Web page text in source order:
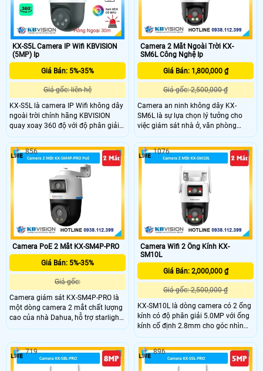
IP66 chống nước, hoạt động bền bỉ
KX-S5L Camera IP Wifi KBVISION
(5MP) Ip
Giá Bán: 5%-35%
Giá gốc: liên hệ
KX-S5L là camera IP Wifi không dây
ngoài trời chính hãng KBVISION
quay xoay 360 độ với độ phân giải
5MP sắc nét. Camera trang bị hồng
ngoại 30m, ánh sáng kép full color,
đàm thoại hai chiều, khe cắm thẻ
nhớ lên đến 256GB và khả năng
phân biệt người – xe thông minh.
Với chuẩn chống nước IP66 và tính
năng cảnh báo tích hợp, KX-S5L là
lựa chọn giá rẻ hiệu quả giám sát
an ninh ngoài trời.
Camera 2 Mắt Ngoài Trời KX-
SM6L Công Nghệ Ip
Giá Bán: 1,800,000 ₫
Giá gốc: 2,500,000 ₫
Camera an ninh không dây KX-
SM6L là sự lựa chọn lý tưởng cho
việc giám sát nhà ở, văn phòng
hoặc cửa hàng một cách hiệu quả.
Với khả năng giám sát 2 góc nhìn
cùng lúc, với mỗi ống kính 3.0MP
cho ra hình ảnh sắc nét, có thể điều
khiển trên điện thoại
Camera PoE 2 Mắt KX-SM4P-PRO
Giá Bán: 5%-35%
Giá gốc:
Camera giám sát KX-SM4P-PRO là
một dòng camera 2 mắt chất lượng
cao của nhà Dahua, hỗ trợ starlight
với độ nhạy sáng cực kì thấp, với
30m, phân biệt người và xe SMD
plus, phát hiện âm thanh bất
856
Camera Wifi 2 Ống Kính KX-
SM10L
Giá Bán: 2,000,000 ₫
Giá gốc: 2,500,000 ₫
KX-SM10L là dòng camera có 2 ống
kính có độ phân giải 5.0MP với ống
kính cố định 2.8mm cho góc nhìn
rộng 95°, ống kính quay quét 6mm
hỗ trợ điều khiển từ xa, tích hợp
micro và loa giúp đàm thoại 2 chiều,
trang bị đèn Led giúp nhìn có màu
1076
719 896